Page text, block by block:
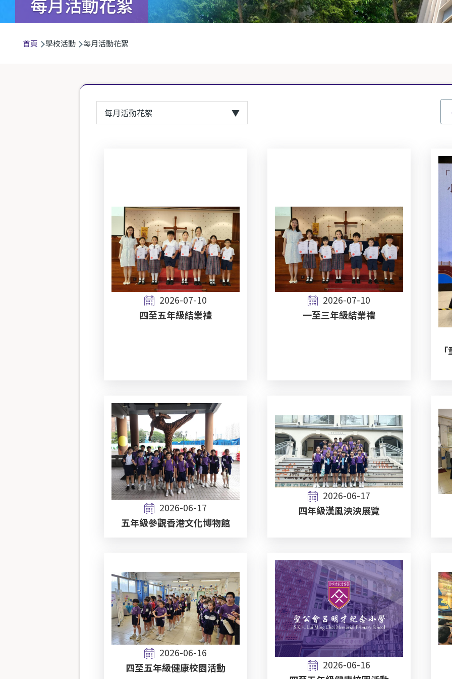
航
首頁 學校活動 每月活動花絮
每月活動花絮
2026-07-10
四至五年級結業禮
2026-07-10
一至三年級結業禮
2026-06-17
五年級參觀香港文化博物館
2026-06-17
四年級漢風泱泱展覽
2026-06-16
四至五年級健康校園活動
2026-06-16